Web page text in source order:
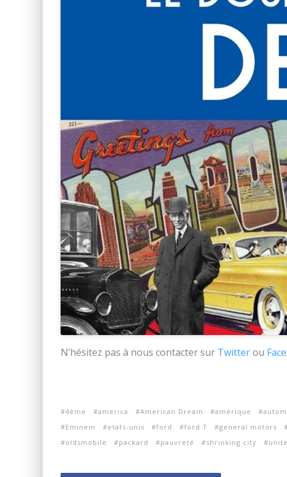
N’hésitez pas à nous contacter sur Twitterou
4ème america American Dream amérique
Eminem
etats-unis ford ford T general motors
oldsmobile
packard pauvreté shrinking city